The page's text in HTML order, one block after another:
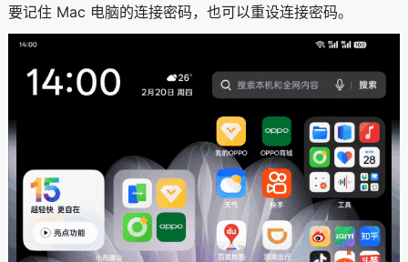
要记住 Mac 电脑的连接密码，也可以重设连接密码。